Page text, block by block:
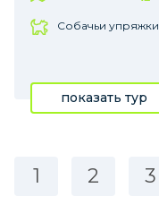
Собачьи упряжки
показать тур
1 2 3